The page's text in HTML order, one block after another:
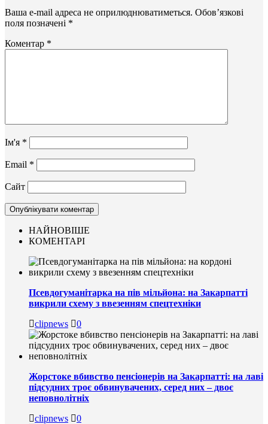
Ваша e-mail адреса не оприлюднюватиметься. Обов’язкові
поля позначені *
Коментар *
Ім'я *
Email *
Сайт
НАЙНОВІШЕ
КОМЕНТАРІ
Псевдогуманітарка на пів мільйона: на Закарпатті
викрили схему з ввезенням спецтехніки
clipnews
0
Жорстоке вбивство пенсіонерів на Закарпатті: на лаві
підсудних троє обвинувачених, серед них – двоє
неповнолітніх
clipnews
0